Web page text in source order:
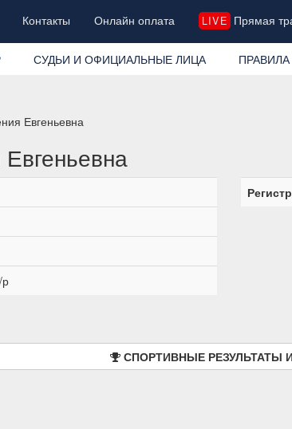
Контакты Онлайн оплата LIVE Прямая
СУДЬИ И ОФИЦИАЛЬНЫЕ ЛИЦА
Евгеньевна
СПОРТИВНЫЕ РЕЗУЛЬТАТЫ